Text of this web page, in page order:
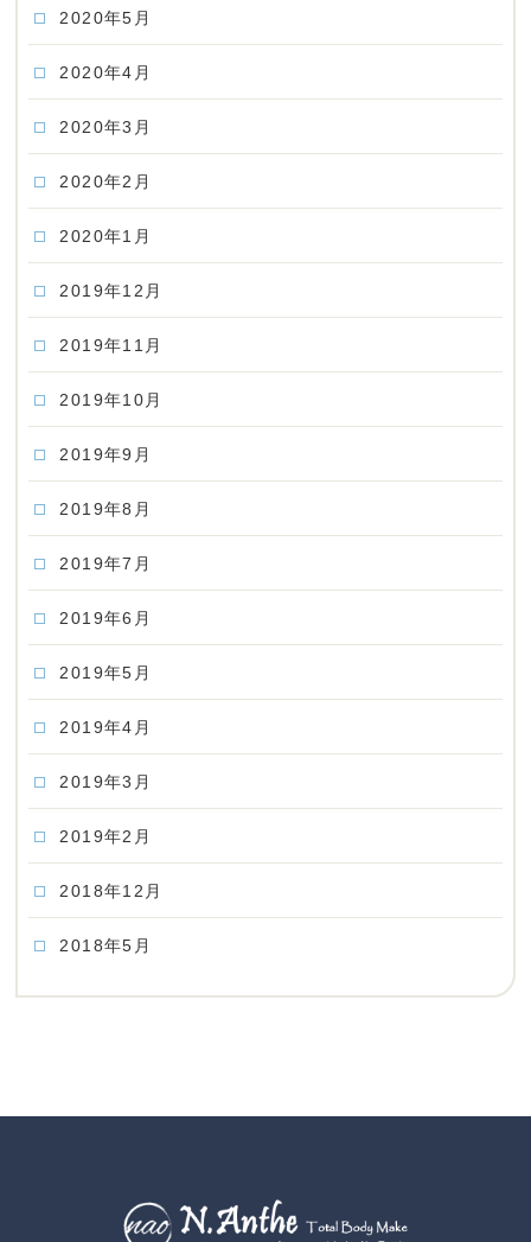
2020年5月
2020年4月
2020年3月
2020年2月
2020年1月
2019年12月
2019年11月
2019年10月
2019年9月
2019年8月
2019年7月
2019年6月
2019年5月
2019年4月
2019年3月
2019年2月
2018年12月
2018年5月